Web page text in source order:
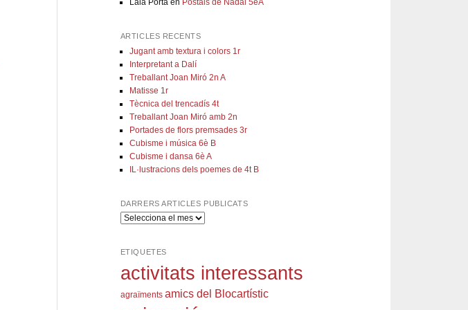
Laia Portaen Postals de Nadal 5èA
ARTICLES RECENTS
Jugant amb textura i colors 1r
Interpretant a Dalí
Treballant Joan Miró 2n A
Matisse 1r
Tècnica del trencadís 4t
Treballant Joan Miró amb 2n
Portades de flors premsades 3r
Cubisme i música 6è B
Cubisme i dansa 6è A
IL·lustracions dels poemes de 4t B
DARRERS ARTICLES PUBLICATS
darrers
ETIQUETES
activitats interessants
agraïments amics del Blocartístic